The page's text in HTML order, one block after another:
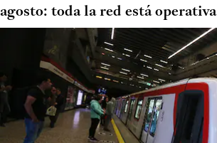
agosto: toda la red está operativa